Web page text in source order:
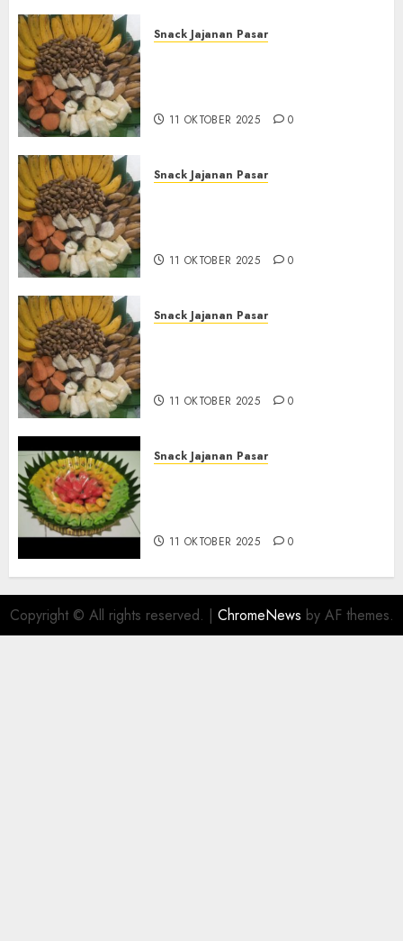
Snack Jajanan Pasar
11 OKTOBER 2025 0
Snack Jajanan Pasar
11 OKTOBER 2025 0
Snack Jajanan Pasar
11 OKTOBER 2025 0
Snack Jajanan Pasar
11 OKTOBER 2025 0
Copyright © All rights reserved. | ChromeNews by AF themes.